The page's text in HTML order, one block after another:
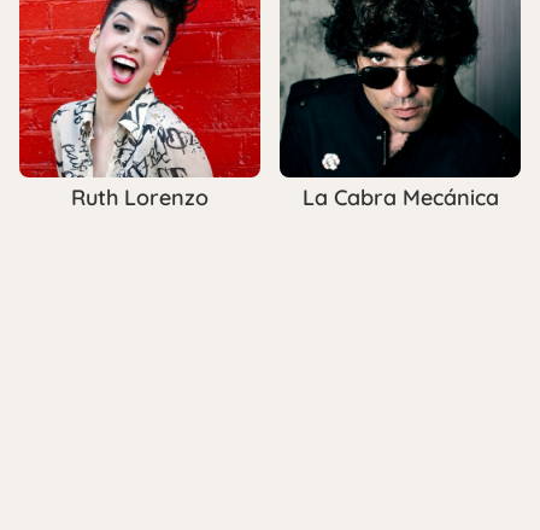
Ruth Lorenzo La Cabra Mecánica